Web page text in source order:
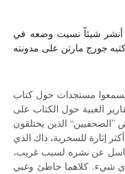
أنشر شيئاً نسيت وضعه في
جورج مارتن على مدونته
مستجدات حول كتاب
الغبية حول الكتاب على
الذين يختلقون
إثارة للسخرية، ذاك الذي
عن نشره لسبب غريب،
شيء. كلاهما خاطئ وغبي